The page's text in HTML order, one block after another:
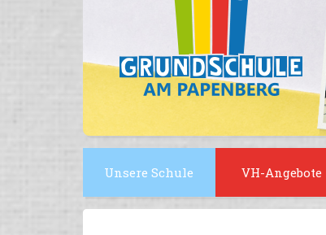
Unsere Schule VH-Angebote